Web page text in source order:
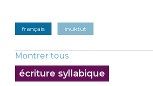
français inuktut
Montrer tous
écriture syllabique